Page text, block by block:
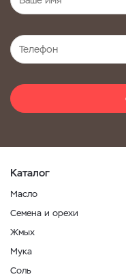
Каталог
Масло
Семена и орехи
Жмых
Мука
Соль